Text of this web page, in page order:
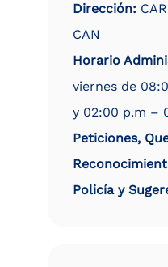
Dirección:
CAN
Horario
viernes de
y 02:00 p.m –
Peticiones,
Policía y